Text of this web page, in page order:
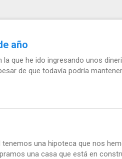
año
que he ido ingresando unos
de que todavía podría
una hipoteca que nos
una casa que está en